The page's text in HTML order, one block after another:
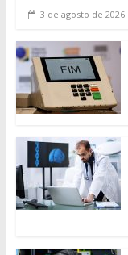
3 de agosto de 2026